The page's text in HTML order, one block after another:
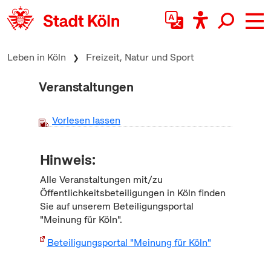
zum Inhalt springen
Leben in Köln Freizeit, Natur und Sport
Veranstaltungen
Vorlesen lassen
Hinweis:
Alle Veranstaltungen mit/zu
Öffentlichkeitsbeteiligungen in Köln finden
Sie auf unserem Beteiligungsportal
"Meinung für Köln".
Beteiligungsportal "Meinung für Köln"